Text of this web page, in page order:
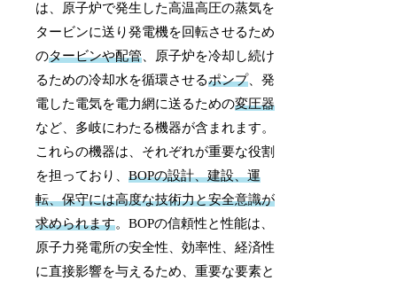
は、原子炉で発生した高温高圧の蒸気を
タービンに送り発電機を回転させるため
のタービンや配管、原子炉を冷却し続け
るための冷却水を循環させるポンプ、発
電した電気を電力網に送るための変圧器
など、多岐にわたる機器が含まれます。
これらの機器は、それぞれが重要な役割
を担っており、BOPの設計、建設、運
転、保守には高度な技術力と安全意識が
求められます。BOPの信頼性と性能は、
原子力発電所の安全性、効率性、経済性
に直接影響を与えるため、重要な要素と